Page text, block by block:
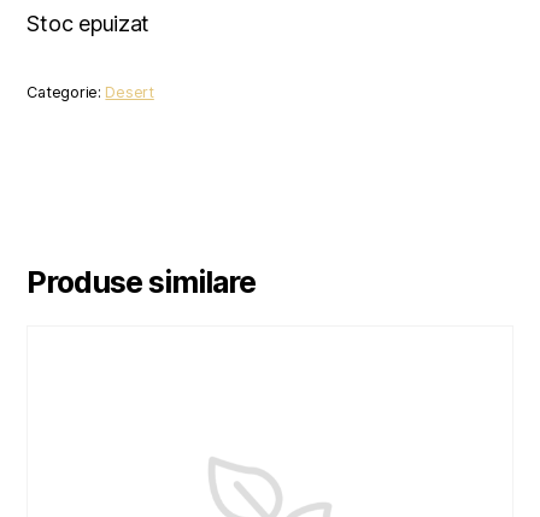
Stoc epuizat
Categorie: Desert
Produse similare